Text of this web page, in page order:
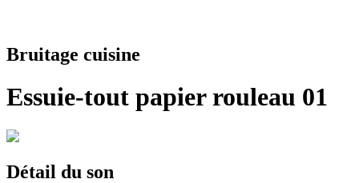
Bruitage cuisine
Essuie-tout papier rouleau 01
Détail du son